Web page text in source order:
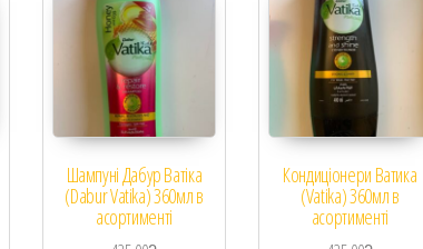
Шампуні Дабур Ватіка
(Dabur Vatika) 360мл в
асортименті
Кондиціонери Ватика
(Vatika) 360мл в
асортименті